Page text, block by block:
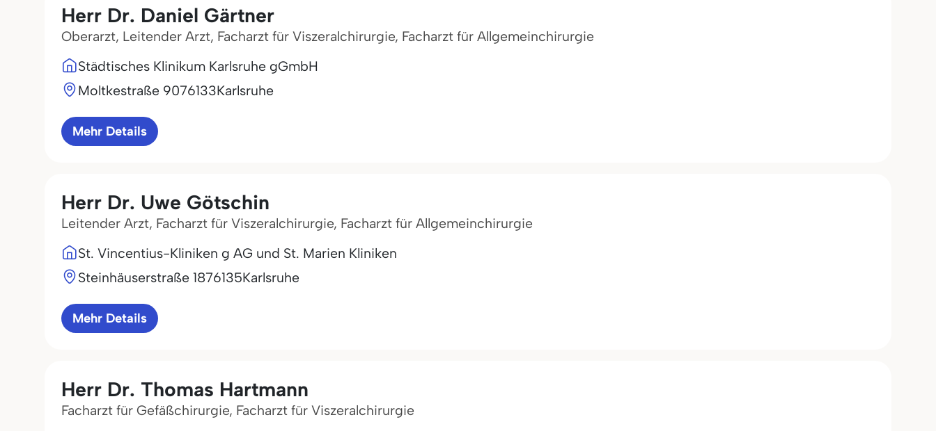
Herr Dr. Daniel Gärtner
Oberarzt, Leitender Arzt, Facharzt für Viszeralchirurgie, Facharzt für Allgemeinchirurgie
Städtisches Klinikum Karlsruhe gGmbH
Moltkestraße 9076133Karlsruhe
Mehr Details
Herr Dr. Uwe Götschin
Leitender Arzt, Facharzt für Viszeralchirurgie, Facharzt für Allgemeinchirurgie
St. Vincentius-Kliniken g AG und St. Marien Kliniken
Steinhäuserstraße 1876135Karlsruhe
Mehr Details
Herr Dr. Thomas Hartmann
Facharzt für Gefäßchirurgie, Facharzt für Viszeralchirurgie